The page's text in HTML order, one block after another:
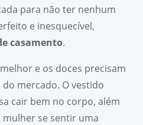
para não ter nenhum
e inesquecível,
casamento.
e os doces precisam
mercado. O vestido
cair bem no corpo, além
mulher se sentir uma